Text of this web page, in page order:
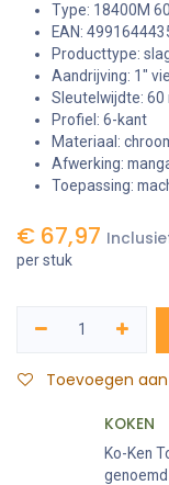
Type: 18400M
EAN:
Producttype:
Aandrijving: 1"
Sleutelwijdte: 60
Profiel: 6-kant
Materiaal:
Afwerking:
Toepassing:
€ 67,97
per stuk
Toevoegen
KOKEN
Ko-Ken